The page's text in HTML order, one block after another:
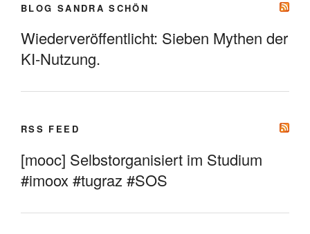
BLOG SANDRA SCHÖN
Wiederveröffentlicht: Sieben Mythen der
KI-Nutzung.
RSS FEED
[mooc] Selbstorganisiert im Studium
#imoox #tugraz #SOS